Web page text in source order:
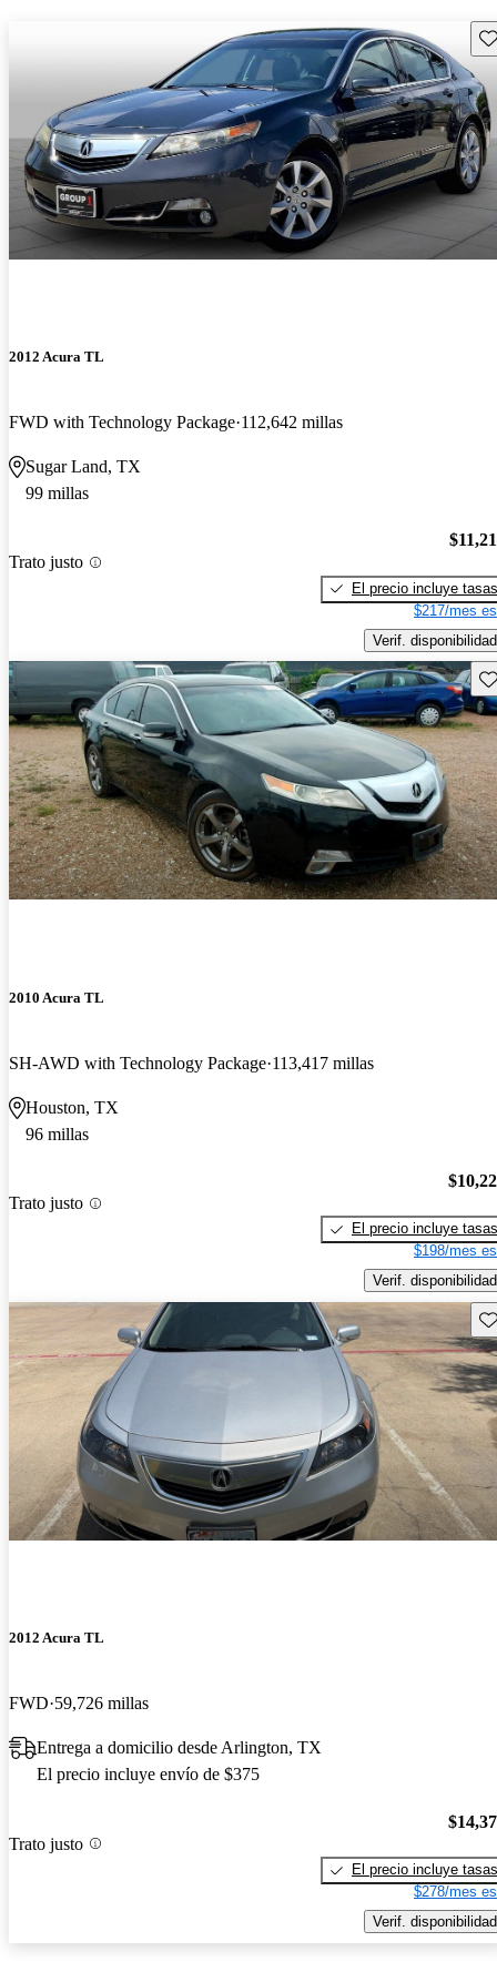
2012 Acura TL
FWD with Technology Package 112,642 millas
Sugar Land, TX
99 millas
Trato justo
El precio incluye tasas
$217/mes
Verif. disponibilidad
2010 Acura TL
SH-AWD with Technology Package 113,417 millas
Houston, TX
96 millas
Trato justo
El precio incluye tasas
$198/mes
Verif. disponibilidad
2012 Acura TL
FWD 59,726 millas
Entrega a domicilio desde Arlington, TX
El precio incluye envío de $375
Trato justo
El precio incluye tasas
$278/mes
Verif. disponibilidad